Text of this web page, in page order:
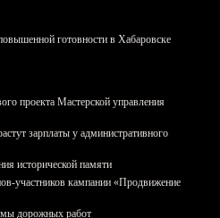
готовности в Хабаровске
проекта Мастерской управления
зарплаты у административного
исторической памяти
участников кампании «Продвижение
дорожных работ